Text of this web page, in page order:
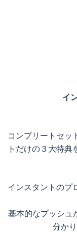
イ
コンプリートセッ
トだけの３大特典
インスタントのプ
基本的なプッシュ
分か